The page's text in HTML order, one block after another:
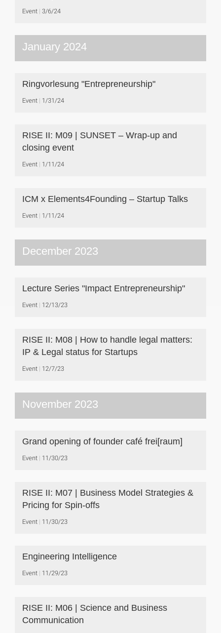
Event 3/6/24
January 2024
Ringvorlesung "Entrepreneurship"
Event 1/31/24
RISE II: M09 | SUNSET – Wrap-up and
closing event
Event 1/11/24
ICM x Elements4Founding – Startup Talks
Event 1/11/24
December 2023
Lecture Series "Impact Entrepreneurship"
Event 12/13/23
RISE II: M08 | How to handle legal matters:
IP & Legal status for Startups
Event 12/7/23
November 2023
Grand opening of founder café frei[raum]
Event 11/30/23
RISE II: M07 | Business Model Strategies &
Pricing for Spin-offs
Event 11/30/23
Engineering Intelligence
Event 11/29/23
RISE II: M06 | Science and Business
Communication